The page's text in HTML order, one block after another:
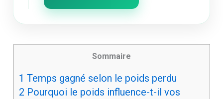
Sommaire
1 Temps gagné selon le poids perdu
2 Pourquoi le poids influence-t-il vos